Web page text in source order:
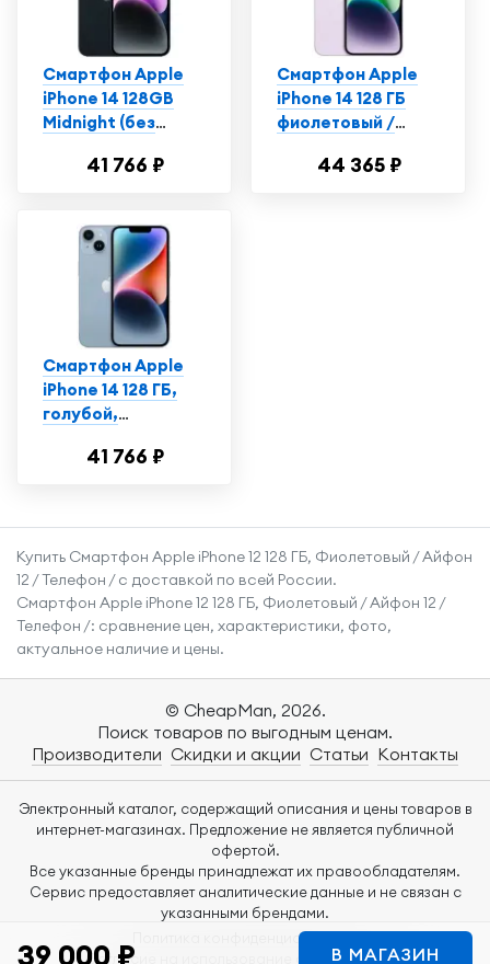
Смартфон Apple
iPhone 14 128GB
Midnight (без
41 766 ₽
Смартфон Apple
iPhone 14 128 ГБ
фиолетовый /
Телефон44 365 ₽
Смартфон Apple
iPhone 14 128 ГБ,
голубой,
образец, экран
41 766 ₽
Купить Смартфон Apple iPhone 12 128 ГБ, Фиолетовый / Айфон
12 / Телефон / с доставкой по всей России.
Смартфон Apple iPhone 12 128 ГБ, Фиолетовый / Айфон 12 /
Телефон /: сравнение цен, характеристики, фото,
актуальное наличие и цены.
39 000 ₽ В МАГАЗИН
© CheapMan, 2026.
Поиск товаров по выгодным ценам.
Производители Скидки и акции Статьи Контакты
Электронный каталог, содержащий описания и цены товаров в
интернет-магазинах. Предложение не является публичной
офертой.
Все указанные бренды принадлежат их правообладателям.
Сервис предоставляет аналитические данные и не связан с
указанными брендами.
Политика конфиденциальности
Согласие на использование файлов Cookie